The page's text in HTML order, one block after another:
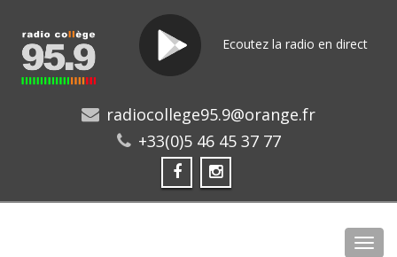
Ecoutez la radio en direct
radiocollege95.9@orange.fr
+33(0)5 46 45 37 77